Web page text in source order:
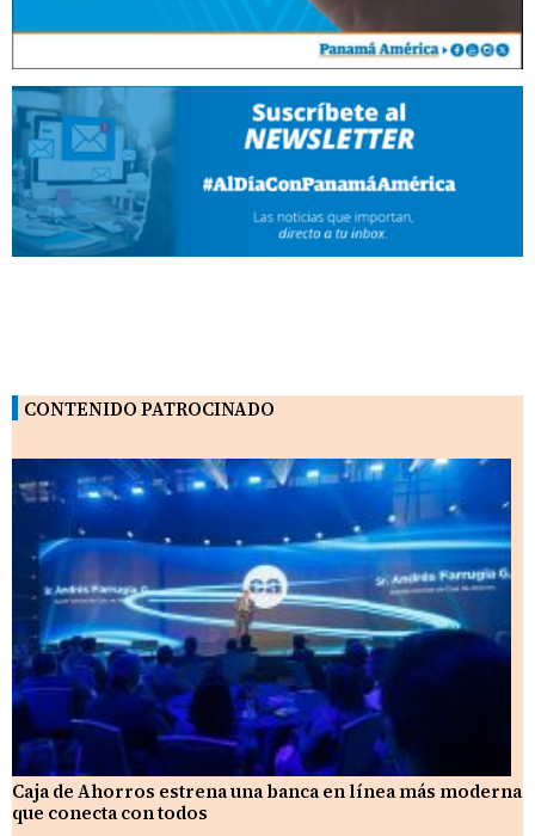
CONTENIDO PATROCINADO
Caja de Ahorros estrena una banca en línea más moderna
que conecta con todos